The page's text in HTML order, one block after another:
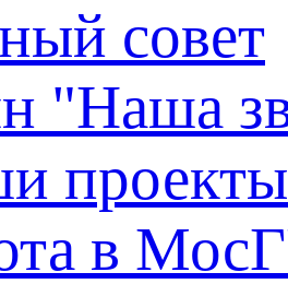
совет
"Наша
проекты
в